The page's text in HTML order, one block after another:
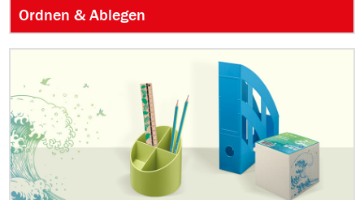
Ordnen & Ablegen